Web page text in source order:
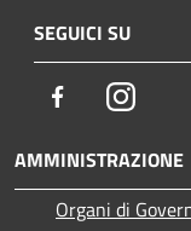
SEGUICI SU
Facebook
AMMINISTRAZIONE
Organi di